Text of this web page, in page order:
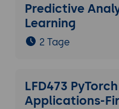
Predictive
Learning
2 Tage
LFD473
Applications-